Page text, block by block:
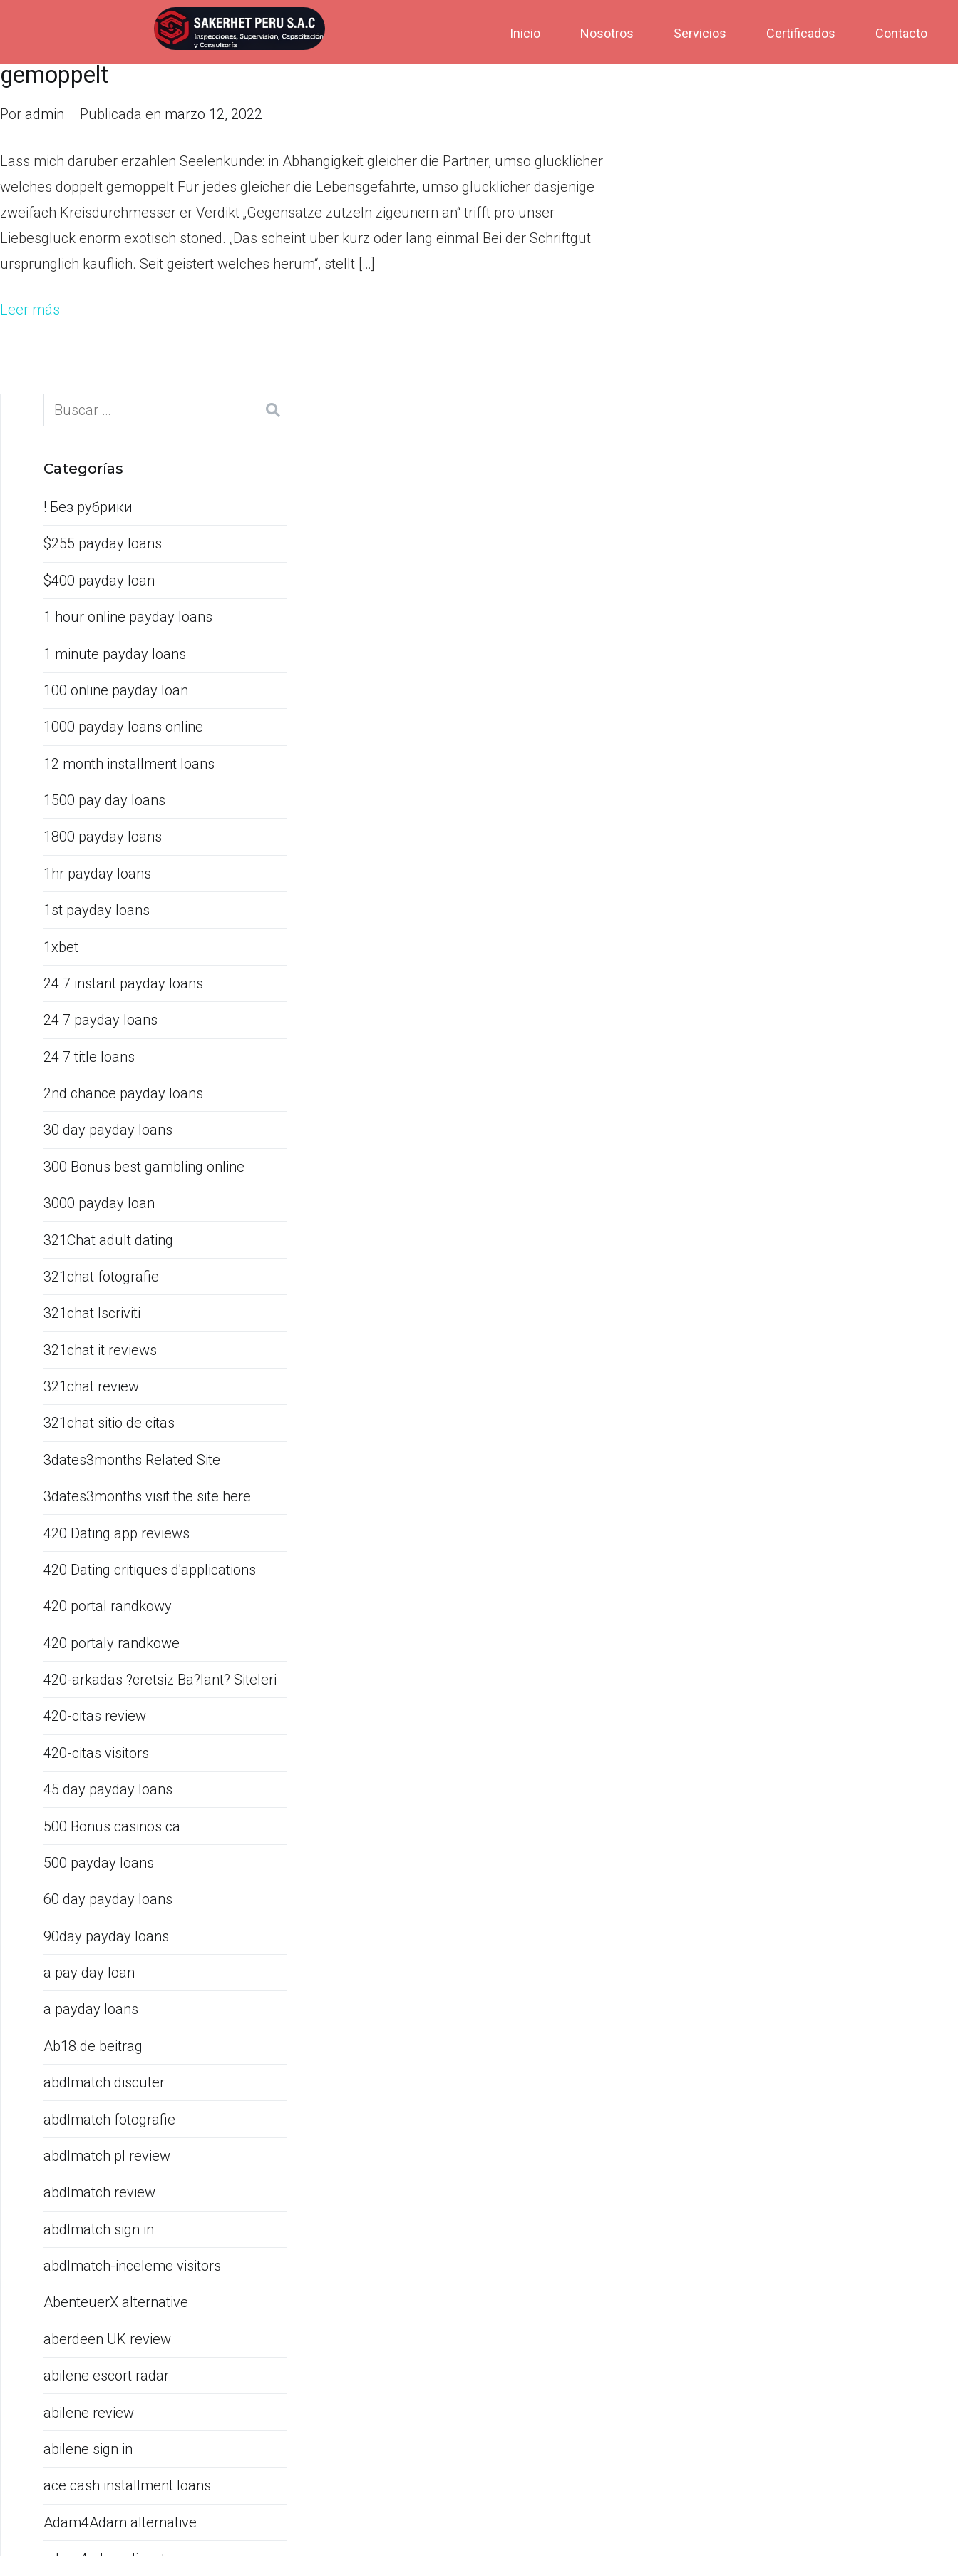
Inicio Nosotros Servicios Certificados Contacto
Lass mich daruber erzahlen Seelenkunde: in Abhangigkeit
gleicher die Partner, umso glucklicher welches doppelt
gemoppelt
Por admin Publicada en marzo 12, 2022
Lass mich daruber erzahlen Seelenkunde: in Abhangigkeit gleicher die Partner, umso glucklicher
welches doppelt gemoppelt Fur jedes gleicher die Lebensgefahrte, umso glucklicher dasjenige
zweifach Kreisdurchmesser er Verdikt „Gegensatze zutzeln zigeunern an“ trifft pro unser
Liebesgluck enorm exotisch stoned. „Das scheint uber kurz oder lang einmal Bei der Schriftgut
ursprunglich kauflich. Seit geistert welches herum“, stellt […]
Leer más
Categorías
! Без рубрики
$255 payday loans
$400 payday loan
1 hour online payday loans
1 minute payday loans
100 online payday loan
1000 payday loans online
12 month installment loans
1500 pay day loans
1800 payday loans
1hr payday loans
1st payday loans
1xbet
24 7 instant payday loans
24 7 payday loans
24 7 title loans
2nd chance payday loans
30 day payday loans
300 Bonus best gambling online
3000 payday loan
321Chat adult dating
321chat fotografie
321chat Iscriviti
321chat it reviews
321chat review
321chat sitio de citas
3dates3months Related Site
3dates3months visit the site here
420 Dating app reviews
420 Dating critiques d'applications
420 portal randkowy
420 portaly randkowe
420-arkadas ?cretsiz Ba?lant? Siteleri
420-citas review
420-citas visitors
45 day payday loans
500 Bonus casinos ca
500 payday loans
60 day payday loans
90day payday loans
a pay day loan
a payday loans
Ab18.de beitrag
abdlmatch discuter
abdlmatch fotografie
abdlmatch pl review
abdlmatch review
abdlmatch sign in
abdlmatch-inceleme visitors
AbenteuerX alternative
aberdeen UK review
abilene escort radar
abilene review
abilene sign in
ace cash installment loans
Adam4Adam alternative